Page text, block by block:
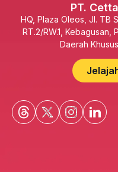
PT.
HQ, Plaza Oleos, Jl. TB
RT.2/RW.1, Kebagusan,
Daerah